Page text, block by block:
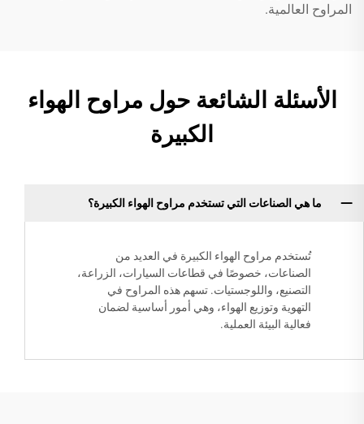
المراوح العالمية.
الأسئلة الشائعة حول مراوح الهواء
الكبيرة
ما هي الصناعات التي تستخدم مراوح الهواء الكبيرة؟
تُستخدم مراوح الهواء الكبيرة في العديد من
الصناعات، خصوصًا في قطاعات السيارات، الزراعة،
التصنيع، واللوجستيات. تسهم هذه المراوح في
التهوية وتوزيع الهواء، وهي أمور أساسية لضمان
فعالية البيئة العملية.